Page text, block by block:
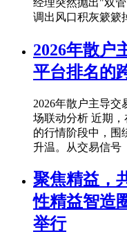
调出风口积灰簌簌
2026年散户
平台排名的
2026年散户主导
场联动分析 近期
的行情阶段中，围
升温。从交易信号
聚焦精益，
性精益智造
举行